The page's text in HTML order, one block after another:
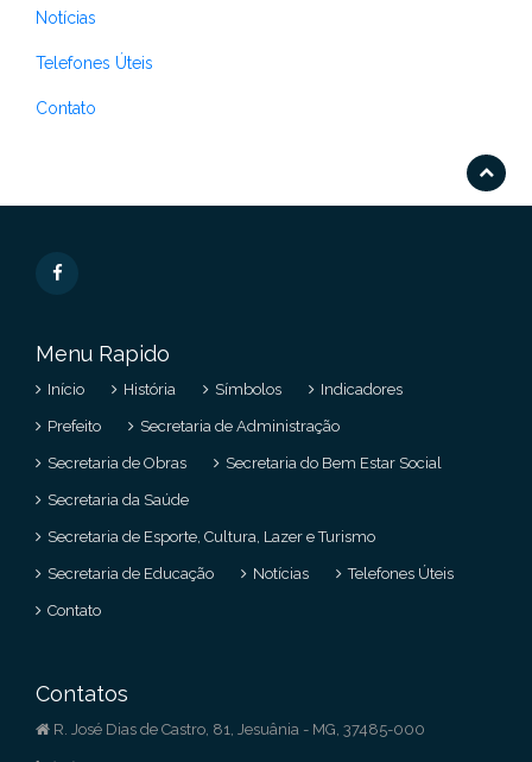
Notícias
Telefones Úteis
Contato
Menu Rapido
Início História Símbolos Indicadores
Prefeito Secretaria de Administração
Secretaria de Obras Secretaria do Bem Estar Social
Secretaria da Saúde
Secretaria de Esporte, Cultura, Lazer e Turismo
Secretaria de Educação Notícias Telefones Úteis
Contato
Contatos
R. José Dias de Castro, 81, Jesuânia - MG, 37485-000